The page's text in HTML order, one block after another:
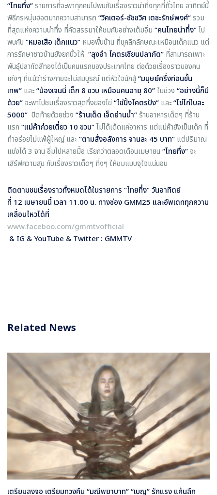
“ไทยทึ่ง”รายการที่จะพาทุกคนไปพบกับเรื่องราวน่าทึ่งทุกที่ทั่วไทย อาทิตย์นี้
พิธีกรหนุ่มฮอตมากความสามารถ “วิคเตอร์-ชัชชวิศ เตชะรักษ์พงศ์”รวม
ที่สุดแห่งความน่าทึ่ง ที่คัดสรรมาให้ชมกันอย่างเต็มอิ่ม “คนไทยน่าทึ่ง”ไป
พบกับ “หมอเสือ เด็กแนว” หมอพื้นบ้าน ที่บุคลิกลักษณะเหมือนเด็กแนว แต่
การรักษาชาวบ้านยังยกนิ้วให้ “ลุงอ๋า โคตรเซียนปลากัด” ที่สามารถเพาะ
พันธุ์ปลากัดสีทองได้เป็นคนแรกของประเทศไทย ต่อด้วยเรื่องราวของคน
เก่งๆ ที่แม้ว่าร่างกายจะไม่สมบูรณ์ แต่หัวใจนักสู้“มนุษย์ครึ่งท่อนขั้น
เทพ” และ“น้องเจนนี่ เด็ก 8 ขวบ เหมือนคนอายุ 80”ในช่วง “อย่างนี้ก็มี
ด้วย”จะพาไปชมเรื่องราวสุดทึ่งของไข่ “ไข่ปิ้งโคตรปัง” และ“ไข่ไก่ใบละ
5000” ปิดท้ายด้วยช่วง “ร้านเด็ด เจ็ดย่านน้ำ”ร้านอาหารเด็ดๆ ที่ร้าน
แรก “แม่ค้าก๋วยเตี๋ยว 10 ขวบ”ไม่ได้เด็ดแค่อาหาร แต่แม่ค้ายังเป็นเด็ก ที่
ทำอร่อยไม่แพ้ผู้ใหญ่ และ“ตามสั่งอลังการ จานละ 45 บาท” แต่ปริมาณ
แบ่งได้ 3 จาน อิ่มไปหลายมื้อ เรียกว่าตลอดเดือนเมษายน “ไทยทึ่ง”จะ
เสิร์ฟความสุข กับเรื่องราวเด็ดๆ ทึ่งๆ ให้ชมแบบจุใจแน่นอน
ติดตามชมเรื่องราวทั้งหมดได้ในรายการ “ไทยทึ่ง” วันอาทิตย์
ที่ 12 เมษายนนี้ เวลา 11.00 น. ทางช่อง GMM25 และอัพเดททุกความ
เคลื่อนไหวได้ที่
www.faceboo.com/gmmtvofficial
& IG & YouTube & Twitter : GMMTV
Related News
เตรียมลงจอ เตรียมทวงคืน “มณีพยาบาท” “เบญ” รักแรง แค้นลึก